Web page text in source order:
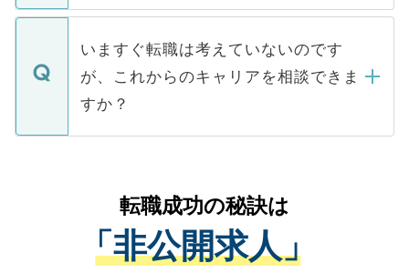
関を公にしてしまうと、応募が殺到する場
に、医療機関が求める条件に合った人材の
みを人材紹介会社に依頼するケースが増え
ています。
定を承諾する必要はありません。内定先へ
の辞退の連絡はキャリアパートナーが行い
個人情報が漏えいすることはありませんの
で、ご安心ください。当サイトからの登録
などで収集したご登録者様の個人情報は、
ご本人のキャリアアップおよび転職活動の
支援を目的に使用いたします。お預かりし
ているすべての個人データはご本人の許可
は、個人情報の取り扱いについての厳密な
管理基準を満たした事業者のみに付与され
る、プライバシーマークを取得済みです。
いますぐ転職は考えていないのです
が、これからのキャリアを相談できま
すか？
かがいして、現在の医療機関の状況や紹介
経験をまじえながら、適切なアドバイスを
させていただきます。すぐにご転職をされ
ない方には、長期的なサポートが可能です
転職成功の秘訣は
「非公開求人」